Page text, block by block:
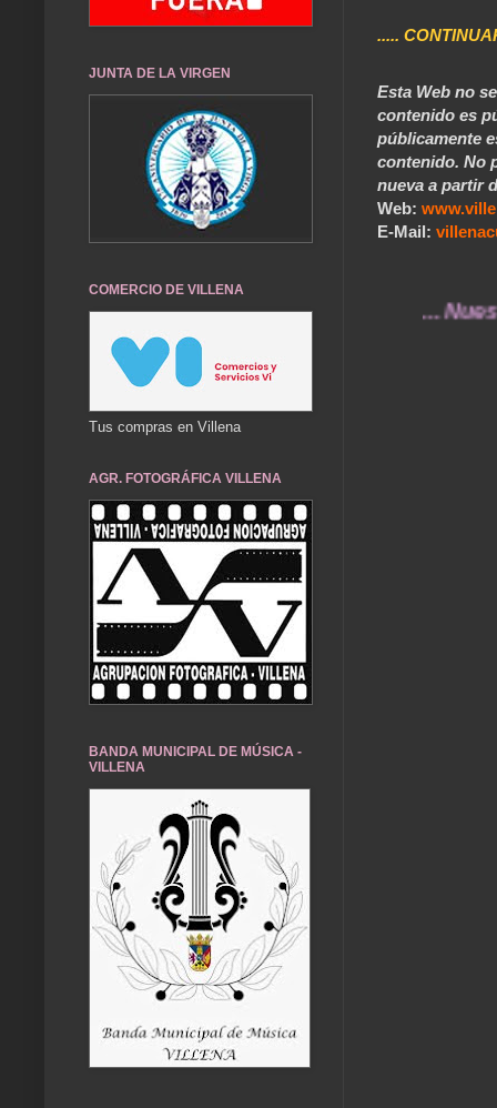
.....
Esta Web no
contenido es
públicamente
contenido. No
nueva a partir
Web:
E-Mail:
... Nuestros
JUNTA DE LA VIRGEN
COMERCIO DE VILLENA
Tus compras en Villena
AGR. FOTOGRÁFICA VILLENA
BANDA MUNICIPAL DE MÚSICA -
VILLENA